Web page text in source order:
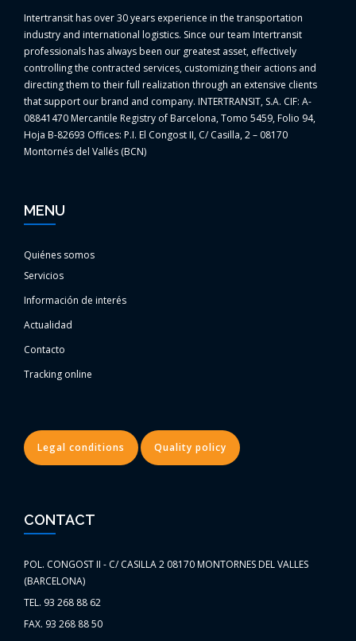
Intertransit has over 30 years experience in the transportation
industry and international logistics. Since our team Intertransit
professionals has always been our greatest asset, effectively
controlling the contracted services, customizing their actions and
directing them to their full realization through an extensive clients
that support our brand and company. INTERTRANSIT, S.A. CIF: A-
08841470 Mercantile Registry of Barcelona, Tomo 5459, Folio 94,
Hoja B-82693 Offices: P.I. El Congost II, C/ Casilla, 2 – 08170
Montornés del Vallés (BCN)
MENU
Quiénes somos
Servicios
Información de interés
Actualidad
Contacto
Tracking online
Legal conditions Quality policy
CONTACT
POL. CONGOST II - C/ CASILLA 2 08170 MONTORNES DEL VALLES
(BARCELONA)
TEL. 93 268 88 62
FAX. 93 268 88 50